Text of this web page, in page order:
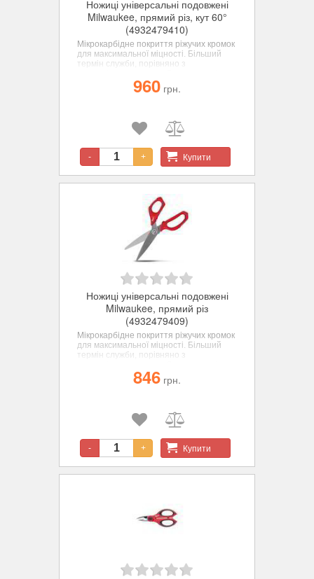
Ножиці універсальні подовжені
Milwaukee, прямий різ, кут 60°
(4932479410)
Мікрокарбідне покриття ріжучих кромок
для максимальної міцності. Більший
термін служби, порівняно з
хромом для максимального захисту від
корозії. Цілком металеві ручки для
розхитування лез, що підвищує
точність різання. Великі петлі ручок
Паз для вказівного пальця для
більшого комфорту під час роботи.
дозволяє відміряти та різати
тримати руку над матеріалом.
Мікрозазубрини на ріжучій кромці для
захоплення матеріалу та покращення
960 грн.
- + Купити
Ножиці універсальні подовжені
Milwaukee, прямий різ
(4932479409)
Мікрокарбідне покриття ріжучих кромок
для максимальної міцності. Більший
термін служби, порівняно з
хромом для максимального захисту від
корозії. Цілком металеві ручки для
розхитуванню лез, що підвищує
точність різання. Великі петлі ручок
Паз для вказівного пальця для
більшого комфорту під час роботи.
846 грн.
- + Купити